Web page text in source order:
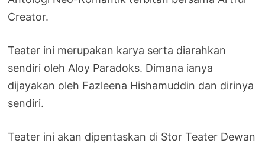
Creator.
Teater ini merupakan karya serta diarahkan
sendiri oleh Aloy Paradoks. Dimana ianya
dijayakan oleh Fazleena Hishamuddin dan dirinya
sendiri.
Teater ini akan dipentaskan di Stor Teater Dewan